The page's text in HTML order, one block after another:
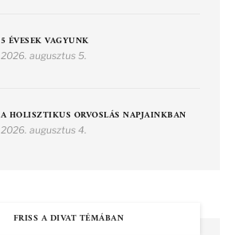
5 ÉVESEK VAGYUNK
2026. augusztus 5.
A HOLISZTIKUS ORVOSLÁS NAPJAINKBAN
2026. augusztus 4.
FRISS A DIVAT TÉMÁBAN